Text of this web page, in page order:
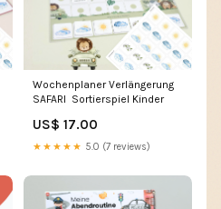
Wochenplaner Verlängerung
SAFARI Sortierspiel Kinder
US$ 17.00
★★★★★ 5.0 (7 reviews)